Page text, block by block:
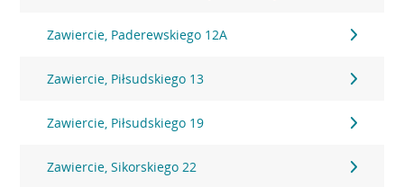
Zawiercie, Paderewskiego 12A
Zawiercie, Piłsudskiego 13
Zawiercie, Piłsudskiego 19
Zawiercie, Sikorskiego 22